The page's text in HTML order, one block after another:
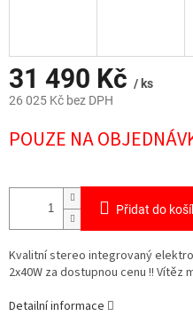
31 490 Kč / ks
26 025 Kč bez DPH
cena:
POUZE NA
Přidat do
Kvalitní stereo integrovaný
2x40W za dostupnou cenu !! Vítěz
Detailní informace